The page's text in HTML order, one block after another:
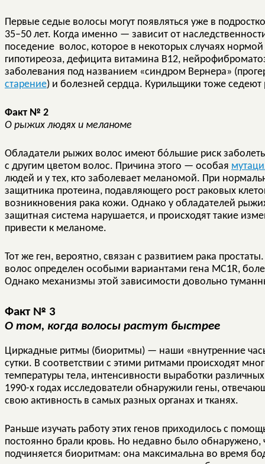
Первые седые волосы могут появляться уже в
35–50 лет. Когда именно — зависит от
поседение волос, которое в некоторых случаях нормой
гипотиреоза, дефицита витамина В12,
заболевания под названием «синдром Вернера»
старение) и болезней сердца. Курильщики тоже седеют
Факт № 2
О рыжих людях и меланоме
Обладатели рыжих волос имеют бóльшие риск
с другим цветом волос. Причина этого — особая
людей и у тех, кто заболевает меланомой. При
защитника протеина, подавляющего рост раковых
возникновения рака кожи. Однако у обладателей
защитная система нарушается, и происходят такие
привести к меланоме.
Тот же ген, вероятно, связан с развитием рака
волос определен особыми вариантами гена MC1R,
Однако механизмы этой зависимости довольно
Факт № 3
О том, когда волосы растут быстрее
Циркадные ритмы (биоритмы) — наши «внутренние
сутки. В соответствии с этими ритмами происходят
температуры тела, интенсивности выработки
1990-х годах исследователи обнаружили гены,
свою активность в самых разных органах и тканях.
Раньше изучать работу этих генов приходилось с
постоянно брали кровь. Но недавно было обнаружено,
подчиняется биоритмам: она максимальна во время